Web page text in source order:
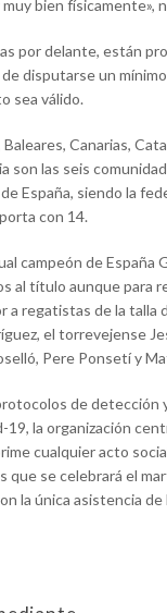
bien físicamente»,
por delante, están
disputarse un
sea válido.
Canarias,
son las seis
España, siendo la
con 14.
campeón de España
al título aunque para
a regatistas de la talla
el torrevejense
Pere Ponsetí y
de detección
19, la organización
cualquier acto
que se celebrará el
la única asistencia